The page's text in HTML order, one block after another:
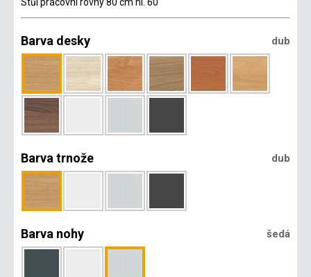
Barva desky dub
Barva trnože dub
Barva nohy šedá